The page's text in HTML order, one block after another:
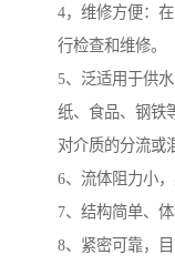
4，维修方便：
行检查和维修。
5、泛适用于供
纸、食品、钢铁
对介质的分流或
6、流体阻力小
7、结构简单、
8、紧密可靠，